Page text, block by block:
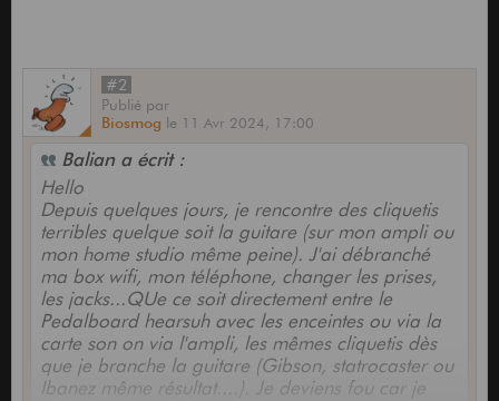
#2
Publié par
Biosmog le 11 Avr 2024, 17:00
Balian a écrit :
Hello
Depuis quelques jours, je rencontre des cliquetis
terribles quelque soit la guitare (sur mon ampli ou
mon home studio même peine). J'ai débranché
ma box wifi, mon téléphone, changer les prises,
les jacks...QUe ce soit directement entre le
Pedalboard hearsuh avec les enceintes ou via la
carte son on via l'ampli, les mêmes cliquetis dès
que je branche la guitare (Gibson, statrocaster ou
Ibanez même résultat....). Je deviens fou car je